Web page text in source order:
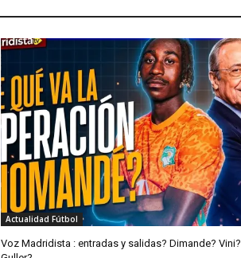
Actualidad Fútbol
Voz Madridista : entradas y salidas? Dimande? Vini?